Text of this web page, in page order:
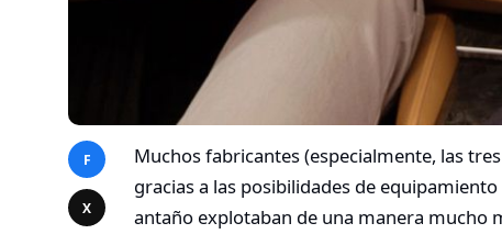
F
X
Muchos fabricantes (especialmente, las
gracias a las posibilidades de
antaño explotaban de una manera mucho